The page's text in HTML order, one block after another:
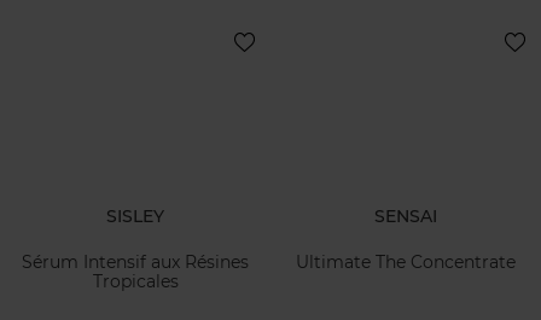
SISLEY
Sérum Intensif aux Résines
Tropicales
SENSAI
Ultimate The Concentrate